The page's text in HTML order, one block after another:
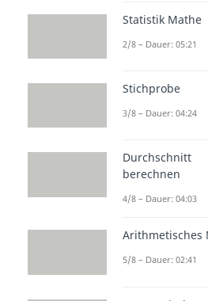
→ Ist das
dann sind
windschief
Studyflix
einem
Statistik Mathe
2/8 – Dauer: 05:21
Stichprobe
3/8 – Dauer: 04:24
Durchschnitt
berechnen
4/8 – Dauer: 04:03
Arithmetisches
5/8 – Dauer: 02:41